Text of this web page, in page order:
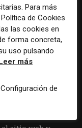
usuario para
las cookies
usuario,
carga de la
Para más
de Cookies
las cookies en
forma concreta,
uso pulsando
Leer más
Configuración de